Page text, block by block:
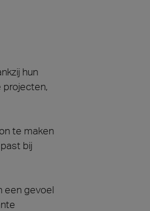
hun
projecten,
te maken
bij
een gevoel